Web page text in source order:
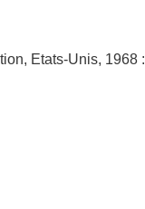
Etats-Unis, 1968 :